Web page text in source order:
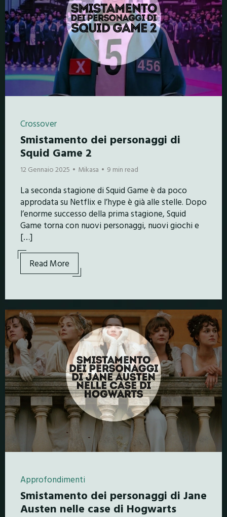
Crossover
Smistamento dei personaggi di
Squid Game 2
12 Gennaio 2025 Mikasa 9 min read
La seconda stagione di Squid Game è da poco
approdata su Netflix e l’hype è già alle stelle. Dopo
l’enorme successo della prima stagione, Squid
Game torna con nuovi personaggi, nuovi giochi e
[…]
Read More
Approfondimenti
Smistamento dei personaggi di Jane
Austen nelle case di Hogwarts